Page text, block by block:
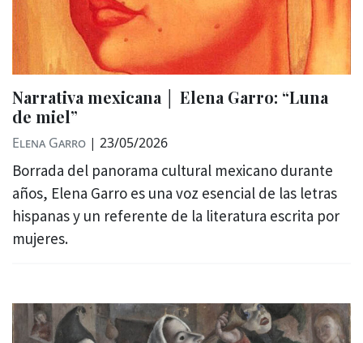
Narrativa mexicana │ Elena Garro: “Luna
de miel”
Elena Garro | 23/05/2026
Borrada del panorama cultural mexicano durante
años, Elena Garro es una voz esencial de las letras
hispanas y un referente de la literatura escrita por
mujeres.